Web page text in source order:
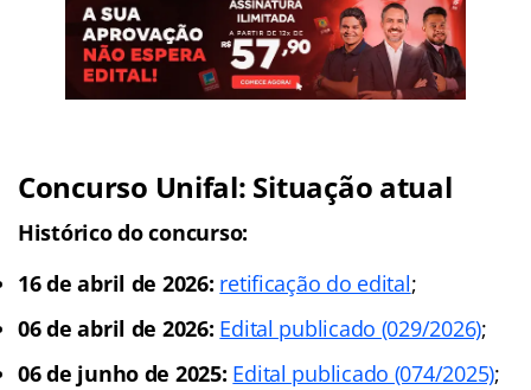
Concurso Unifal: Situação atual
Histórico do concurso:
16 de abril de 2026: retificação do edital;
06 de abril de 2026: Edital publicado (029/2026);
06 de junho de 2025: Edital publicado (074/2025);